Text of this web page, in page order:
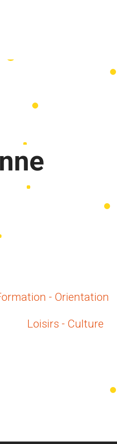
- Orientation
Loisirs - Culture